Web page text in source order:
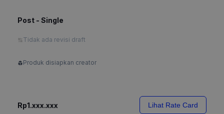
Post - Single
Tidak ada revisi draft
Produk disiapkan creator
Rp1.xxx.xxx Lihat Rate Card